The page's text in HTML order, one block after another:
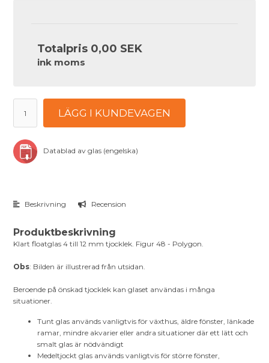
Totalpris 0,00 SEK
ink moms
LÄGG I KUNDEVAGEN
Datablad av glas (engelska)
Beskrivning Recension
Produktbeskrivning
Klart floatglas 4 till 12 mm tjocklek. Figur 48 - Polygon.
Obs: Bilden är illustrerad från utsidan.
Beroende på önskad tjocklek kan glaset användas i många
situationer.
Tunt glas används vanligtvis för växthus, äldre fönster, länkade
ramar, mindre akvarier eller andra situationer där ett lätt och
smalt glas är nödvändigt
Medeltjockt glas används vanligtvis för större fönster,